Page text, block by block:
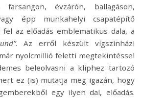
farsangon, évzárón, ballagáson,
épp munkahelyi csapatépítő
az előadás emblematikus dala, a
. Az erről készült vígszínházi
nyolcmillió feletti megtekintéssel
beleolvasni a kliphez tartozó
ez (is) mutatja meg igazán, hogy
egy ilyen dal, előadás.